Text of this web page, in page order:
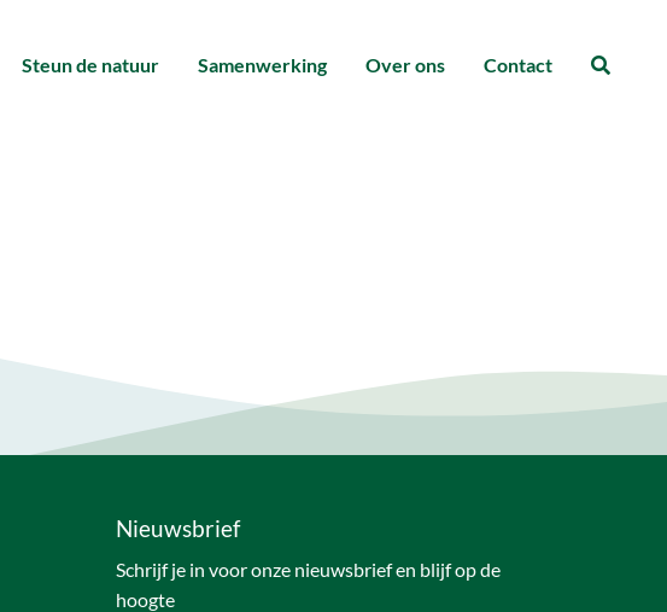
Steun de natuur Samenwerking Over ons Contact
Nieuwsbrief
Schrijf je in voor onze nieuwsbrief en blijf op de
hoogte